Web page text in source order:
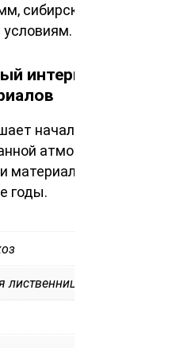
сибирская
интерьер с
начало пути к
атмосферы в
– залог
годы.
лиственница